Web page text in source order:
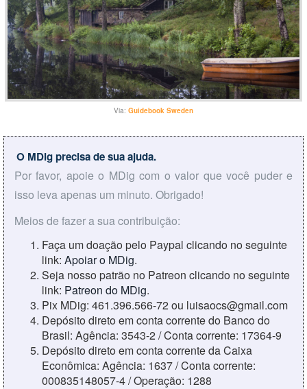
Via: Guidebook Sweden
O MDig precisa de sua ajuda.
Por favor, apoie o MDig com o valor que você puder e
isso leva apenas um minuto. Obrigado!
Meios de fazer a sua contribuição:
Faça um doação pelo Paypal clicando no seguinte
link: Apoiar o MDig.
Seja nosso patrão no Patreon clicando no seguinte
link: Patreon do MDig.
Pix MDig: 461.396.566-72 ou luisaocs@gmail.com
Depósito direto em conta corrente do Banco do
Brasil: Agência: 3543-2 / Conta corrente: 17364-9
Depósito direto em conta corrente da Caixa
Econômica: Agência: 1637 / Conta corrente:
000835148057-4 / Operação: 1288